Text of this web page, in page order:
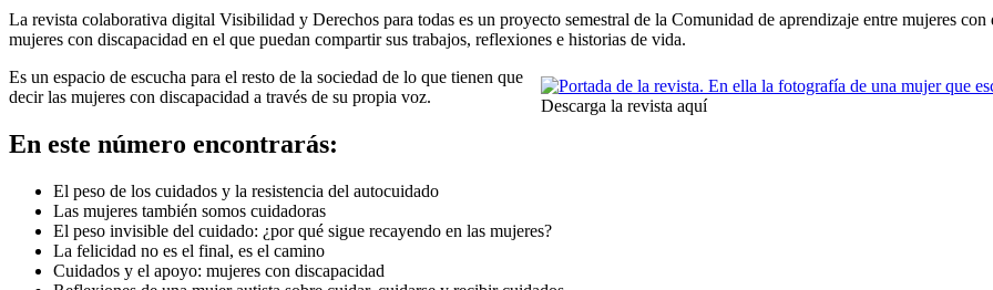
La revista colaborativa digital Visibilidad y Derechos para todas es un proyecto semestral de la Comunidad de aprendizaje entre mujeres
mujeres con discapacidad en el que puedan compartir sus trabajos, reflexiones e historias de vida.
Descarga la revista aquí
Es un espacio de escucha para el resto de la sociedad de lo que tienen que
decir las mujeres con discapacidad a través de su propia voz.
En este número encontrarás:
El peso de los cuidados y la resistencia del autocuidado
Las mujeres también somos cuidadoras
El peso invisible del cuidado: ¿por qué sigue recayendo en las mujeres?
La felicidad no es el final, es el camino
Cuidados y el apoyo: mujeres con discapacidad